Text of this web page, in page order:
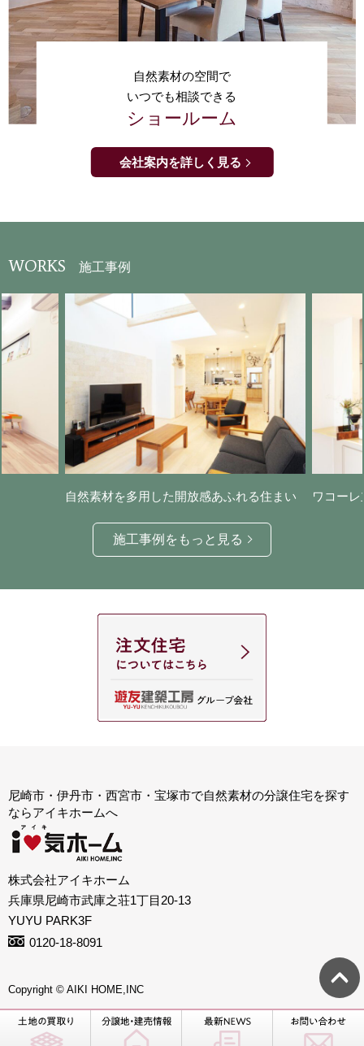
自然素材の空間で
いつでも相談できる
ショールーム
会社案内を詳しく見る
WORKS 施工事例
自然素材を多用した開放感あふれる住まい ワコー
施工事例をもっと見る
尼崎市・伊丹市・西宮市・宝塚市で自然素材の分譲住宅を探す
ならアイキホームへ
株式会社アイキホーム
兵庫県尼崎市武庫之荘1丁目20-13
YUYU PARK3F
0120-18-8091
Copyright © AIKI HOME,INC